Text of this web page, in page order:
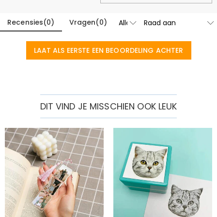
voor haar ligt. Elke keer dat ze de omslag opent om dromen, plannen
aanmoediging en liefde achter het cadeau. Het is een aandenken
Ze tilt het deksel van de geschenkdoos op en laat haar vingers over
haar naam gegraveerd op de dagboekomslag glijden. Met een
voorstelt die de pagina's zullen vullen.
Afgestudeerden:een gepersonaliseerd aandenken om een nieuw
hoofdstuk na school of universiteit te vieren.
Beste Vrienden:een betekenisvol cadeau vol aanmoediging voor
toekomstige dromen en doelen.
Collega's:een doordacht afscheids- of promotiecadeau voor een
nieuwe carrièrereis.
Dochters:een sentimenteel dagboekcadeau met hun naam en
inspirerende persoonlijke tekst.
Recensies(0) Vragen(0)
LAAT ALS EERSTE EEN BEOORDELING ACHTER
DIT VIND JE MISSCHIEN OOK LEUK